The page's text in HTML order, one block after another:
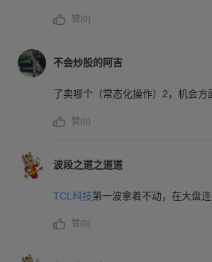
赞(0)
不会炒股的阿吉
了卖哪个（常态化操作）2，机会方
赞(0)
波段之道之道道
TCL科技第一波拿着不动，在大盘
赞(0)